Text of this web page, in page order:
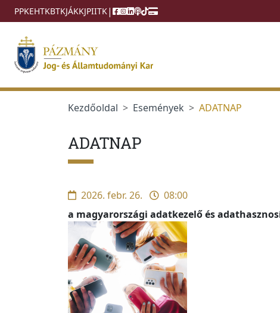
Ugrás a menüre
Ugrás a tartalomra
PPKEHTKBTKJÁKKJPIITK|
Kezdőoldal Események ADATNAP
ADATNAP
2026. febr. 26.
08:00
a magyarországi adatkezelő és